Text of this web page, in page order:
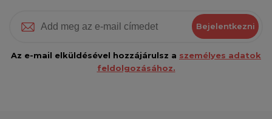
Bejelentkezni
Az e-mail elküldésével hozzájárulsz a személyes adatok
feldolgozásához.